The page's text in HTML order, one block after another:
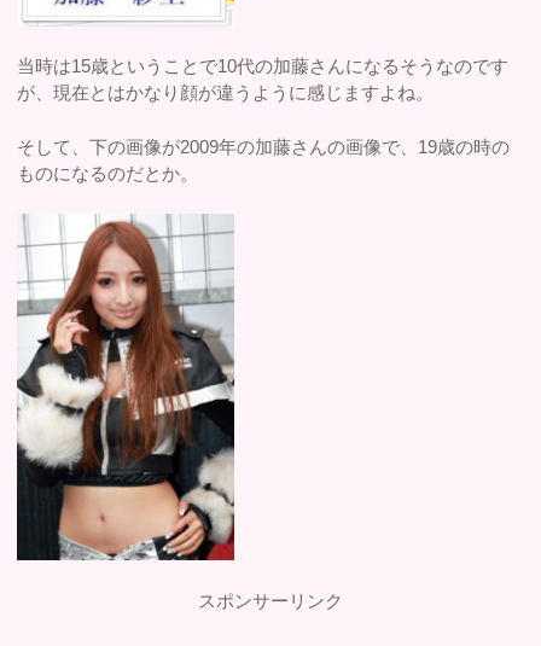
当時は15歳ということで10代の加藤さんになるそうなのです
が、現在とはかなり顔が違うように感じますよね。
そして、下の画像が2009年の加藤さんの画像で、19歳の時の
ものになるのだとか。
スポンサーリンク